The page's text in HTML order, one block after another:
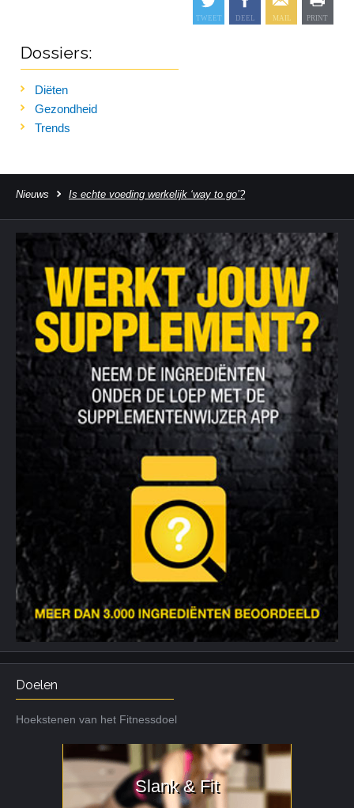
Dossiers:
Diëten
Gezondheid
Trends
Nieuws Is echte voeding werkelijk ‘way to go’?
Doelen
Hoekstenen van het Fitnessdoel
Slank & Fit